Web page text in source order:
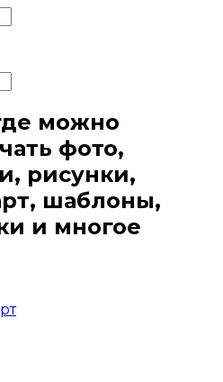
можно
фото,
рисунки,
шаблоны,
и многое